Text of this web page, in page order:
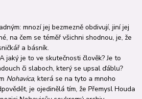
mnozí jej bezmezně obdivují, jiní jej
na čem se téměř všichni shodnou, je, že
a básník.
jaký je to ve skutečnosti člověk? Je to
či slaboch, který se upsal ďáblu?
Nohavica, která se na tyto a mnoho
je ojedinělá tím, že Přemysl Houda